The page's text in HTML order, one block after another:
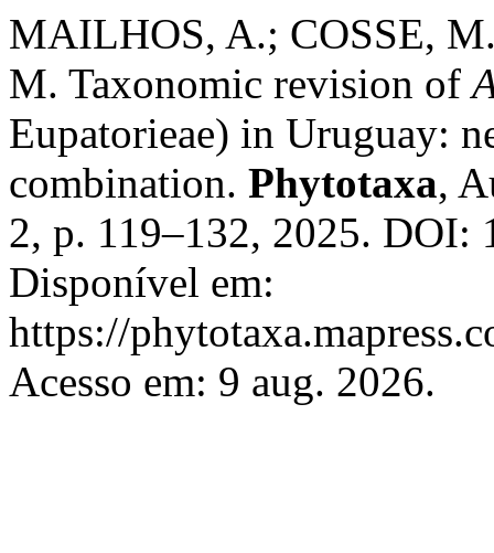
MAILHOS, A.; COSSE,
M. Taxonomic revision of
Eupatorieae) in Uruguay:
combination. Phytotaxa,
2, p. 119–132, 2025. DOI:
Disponível em:
https://
Acesso em: 9 aug. 2026.